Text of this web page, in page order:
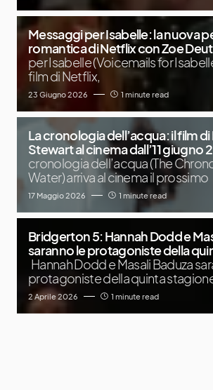
Messaggi per Isabelle: la nuova
romantica di Netflix con Zoe
per Isabelle (Voicemails for
film di Netflix,
23 Giugno 2026 1 minute read
La cronologia dell’acqua: il film
Stewart al cinema dall’11 giugno
cronologia dell’acqua (The
Water) arriva al cinema il prossimo
17 Maggio 2026 1 minute read
Bridgerton 5: Hannah Dodd e
saranno le protagoniste della
Hannah Dodd e Masali Baduza
protagoniste della quinta
2 Aprile 2026 1 minute read